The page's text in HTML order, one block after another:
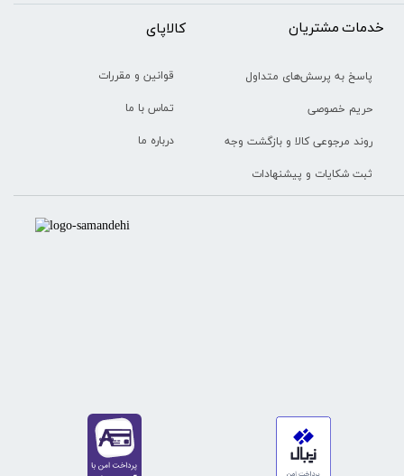
خدمات مشتریان
پاسخ به پرسش‌های متداول
حریم خصوصی
روند مرجوعی کالا و بازگشت وجه
ثبت شکایات و پیشنهادات
​​کالاپای
قوانین و مقررات
تماس با ما
درباره ما